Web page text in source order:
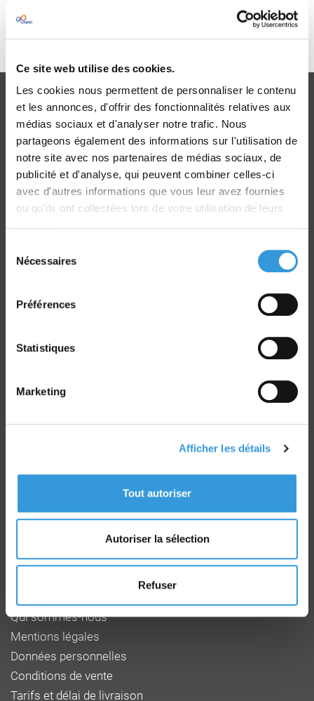
Ce site web utilise des cookies.
Les cookies nous permettent de personnaliser le contenu
et les annonces, d'offrir des fonctionnalités relatives aux
médias sociaux et d'analyser notre trafic. Nous
partageons également des informations sur l'utilisation de
notre site avec nos partenaires de médias sociaux, de
publicité et d'analyse, qui peuvent combiner celles-ci
avec d'autres informations que vous leur avez fournies
ou qu'ils ont collectées lors de votre utilisation de leurs
Nécessaires
Préférences
Statistiques
Marketing
Afficher les détails
Tout autoriser
Autoriser la sélection
Refuser
Veuillez vous connecter pour accéder à cette publication
Je me connecte
Livraison
dans le monde entier
F 27950 SAINT MARCEL
www.faceaurisque.com
Qui sommes-nous
Mentions légales
Données personnelles
Conditions de vente
Tarifs et délai de livraison